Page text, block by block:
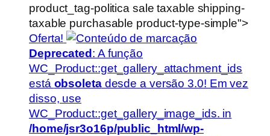
product_tag-politica sale taxable shipping-
taxable purchasable product-type-simple">
Oferta!
Deprecated : A função
WC_Product::get_gallery_attachment_ids
está obsoletadesde a versão 3.0! Em vez
disso, use
WC_Product::get_gallery_image_ids. in
/home/jsr3o16p/public_html/wp-